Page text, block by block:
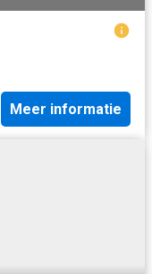
Meer informatie